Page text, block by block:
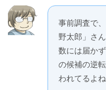
事前調査で
野太郎」さ
数には届か
の候補の逆
われてるよね